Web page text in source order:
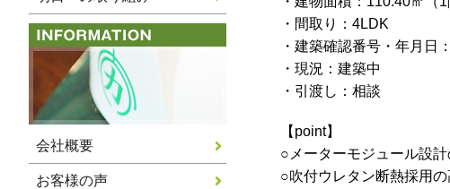
会社概要
お客様の声
・間取り：4LDK
・建築確認番号・年月日
・現況：建築中
・引渡し：相談
【point】
○メーターモジュール設
○吹付ウレタン断熱採用